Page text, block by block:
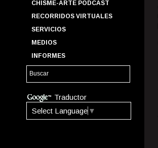
CHISME-ARTE PODCAST
RECORRIDOS VIRTUALES
SERVICIOS
MEDIOS
INFORMES
Traductor
Select Language ▼